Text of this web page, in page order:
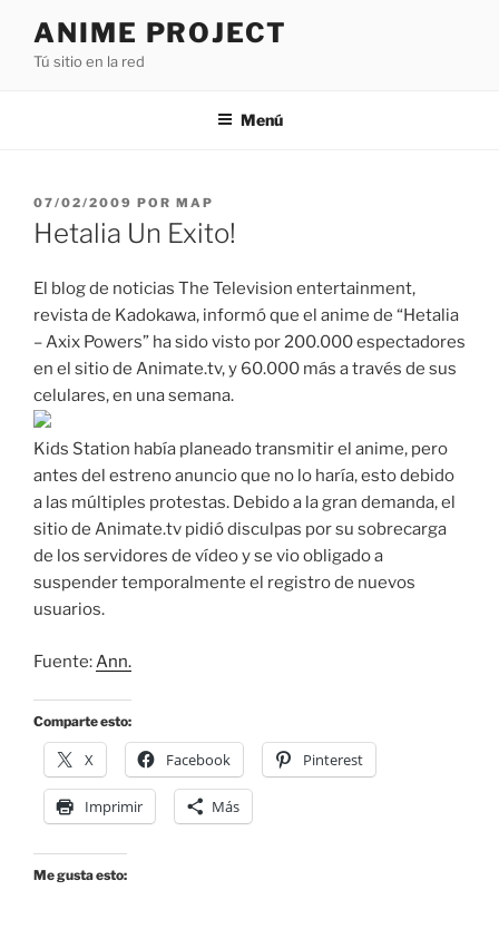
contenido
ANIME PROJECT
Tú sitio en la red
Menú
PUBLICADO
EL
07/02/2009 POR MAP
Hetalia Un Exito!
El blog de noticias The Television entertainment,
revista de Kadokawa, informó que el anime de “Hetalia
– Axix Powers” ha sido visto por 200.000 espectadores
en el sitio de Animate.tv, y 60.000 más a través de sus
celulares, en una semana.
Kids Station había planeado transmitir el anime, pero
antes del estreno anuncio que no lo haría, esto debido
a las múltiples protestas. Debido a la gran demanda, el
sitio de Animate.tv pidió disculpas por su sobrecarga
de los servidores de vídeo y se vio obligado a
suspender temporalmente el registro de nuevos
usuarios.
Fuente:Ann.
Comparte esto:
X Facebook Pinterest
Imprimir Más
Me gusta esto: